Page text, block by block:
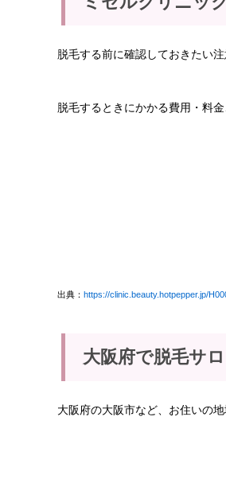
脱毛する前に確認しておきたい
脱毛するときにかかる費用・料
出典： https://clinic.beauty.hotpepper.jp/
大阪府で脱毛サ
大阪府の大阪市など、お住いの